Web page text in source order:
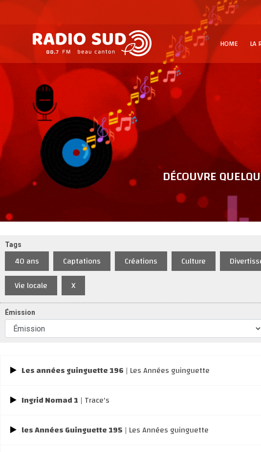
HOME LA
DÉCOUVRE
Tags
40 ans Captations Créations Culture
Vie locale
X
Émission
Les années guinguette 196 | Les Années guinguette
Ingrid Nomad 1 | Trace's
les Années Guinguette 195 | Les Années guinguette